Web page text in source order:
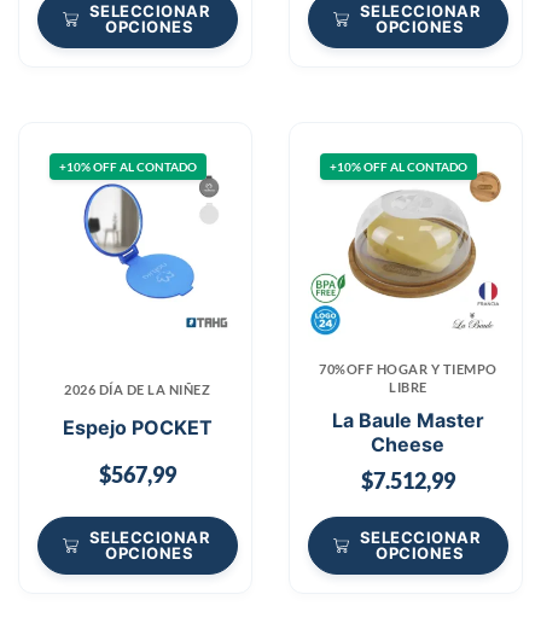
SELECCIONAR
OPCIONES
SELECCIONAR
OPCIONES
+10% OFF AL CONTADO
2026 DÍA DE LA NIÑEZ
Espejo POCKET
$567,99
SELECCIONAR
OPCIONES
+10% OFF AL CONTADO
70%OFF HOGAR Y TIEMPO
LIBRE
La Baule Master
Cheese
$7.512,99
SELECCIONAR
OPCIONES